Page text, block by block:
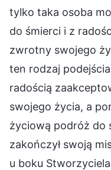
tylko taka osoba
do śmierci i z
zwrotny swojego
ten rodzaj
radością
swojego życia, a
życiową podróż do
zakończył swoją
u boku